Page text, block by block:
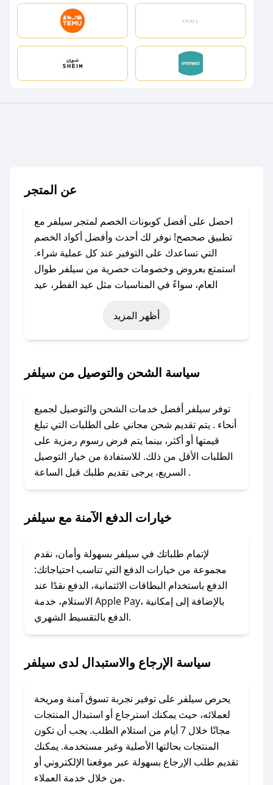
عن المتجر
احصل على أفضل كوبونات الخصم لمتجر سيلفر مع
تطبيق صحصح! نوفر لك أحدث وأفضل أكواد الخصم
التي تساعدك على التوفير عند كل عملية شراء.
استمتع بعروض وخصومات حصرية من سيلفر طوال
العام، سواءً في المناسبات مثل عيد الفطر، عيد
الأضحى، الجمعة البيضاء (شهر نوفمبر)، رمضان،
اليوم الوطني، يوم التأسيس، أو حتى عروض خاصة
باستخدام تطبيق صحصح، يمكنك العثور بسهولة على
تواصل معنا عبر تويتر أو البريد الإلكتروني لإضافته
بسرعة.
### كيفية استخدام كود خصم سيلفر؟
1. انسخ كود الخصم من تطبيق صحصح.
2. الصقه في خانة الدفع عند التسوق من سيلفر.
### ماذا أفعل إذا لم يعمل كود الخصم؟
الرسائل الخاصة على تويتر أو البريد الإلكتروني،
وسنقوم بحل المشكلة في أسرع وقت ممكن.
### ماذا أفعل إذا لم أجد كود خصم لمتجري
المفضل؟
في حال عدم توفر كوبونات لمتجرك المفضل، يمكنك
أسرع وقت ممكن.
### كيف تحصل على كوبونات خصم حصرية من
سيلفر؟
للحصول على كوبونات وخصومات حصرية، قم بما
يلي:
- اضغط على أيقونة متابعة لمتجر سيلفر في تطبيق
صحصح.
أظهر المزيد
سياسة الشحن والتوصيل من سيلفر
توفر سيلفر أفضل خدمات الشحن والتوصيل لجميع
أنحاء . يتم تقديم شحن مجاني على الطلبات التي تبلغ
قيمتها أو أكثر، بينما يتم فرض رسوم رمزية على
الطلبات الأقل من ذلك. للاستفادة من خيار التوصيل
السريع، يرجى تقديم طلبك قبل الساعة .
خيارات الدفع الآمنة مع سيلفر
لإتمام طلباتك في سيلفر بسهولة وأمان، نقدم
مجموعة من خيارات الدفع التي تناسب احتياجاتك:
الدفع باستخدام البطاقات الائتمانية، الدفع نقدًا عند
الاستلام، خدمة Apple Pay، بالإضافة إلى إمكانية
الدفع بالتقسيط الشهري.
سياسة الإرجاع والاستبدال لدى سيلفر
يحرص سيلفر على توفير تجربة تسوق آمنة ومريحة
لعملائه، حيث يمكنك استرجاع أو استبدال المنتجات
مجانًا خلال 7 أيام من استلام الطلب. يجب أن تكون
المنتجات بحالتها الأصلية وغير مستخدمة. يمكنك
تقديم طلب الإرجاع بسهولة عبر موقعنا الإلكتروني أو
من خلال خدمة العملاء.